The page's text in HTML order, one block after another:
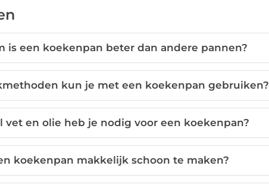
is een koekenpan beter dan andere pannen?
kun je met een koekenpan gebruiken?
vet en olie heb je nodig voor een koekenpan?
koekenpan makkelijk schoon te maken?